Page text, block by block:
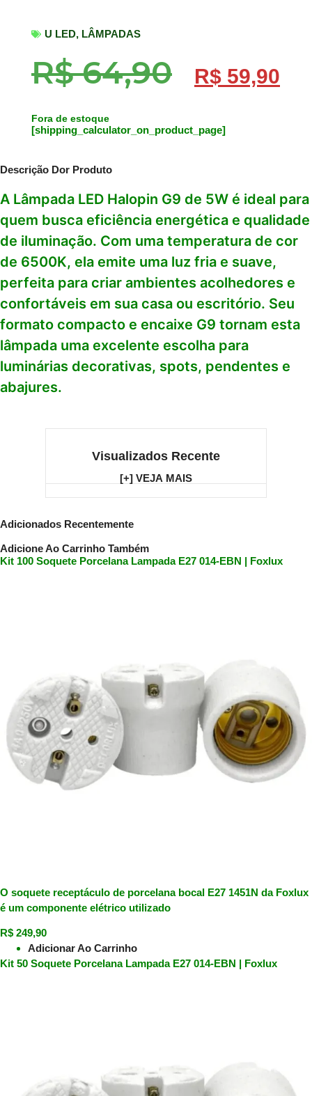
U LED, LÂMPADAS
R$64,90 R$ 59,90
Fora de estoque
[shipping_calculator_on_product_page]
Descrição Dor Produto
A Lâmpada LED Halopin G9 de 5W é ideal para
quem busca eficiência energética e qualidade
de iluminação. Com uma temperatura de cor
de 6500K, ela emite uma luz fria e suave,
perfeita para criar ambientes acolhedores e
confortáveis em sua casa ou escritório. Seu
formato compacto e encaixe G9 tornam esta
lâmpada uma excelente escolha para
luminárias decorativas, spots, pendentes e
abajures.
Visualizados Recente
[+] VEJA MAIS
Adicionados Recentemente
Adicione Ao Carrinho Também
Kit 100 Soquete Porcelana Lampada E27 014-EBN | Foxlux
O soquete receptáculo de porcelana bocal E27 1451N da Foxlux
é um componente elétrico utilizado
R$ 249,90
Adicionar Ao Carrinho
Kit 50 Soquete Porcelana Lampada E27 014-EBN | Foxlux